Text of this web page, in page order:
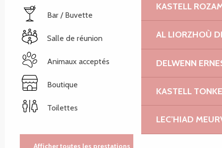
KASTELL
AL LIORZHOÙ
DELWENN
KASTELL
LEC’HIAD
Bar / Buvette
Salle de réunion
Animaux acceptés
Boutique
Toilettes
Afficher toutes les prestations